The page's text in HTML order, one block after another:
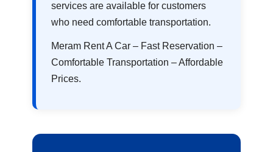
services are available for customers
who need comfortable transportation.
Meram Rent A Car – Fast Reservation –
Comfortable Transportation – Affordable
Prices.